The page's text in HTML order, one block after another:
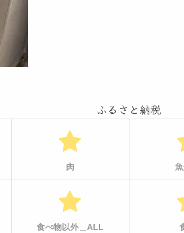
ふるさと納税
肉
食べ物以外＿ALL